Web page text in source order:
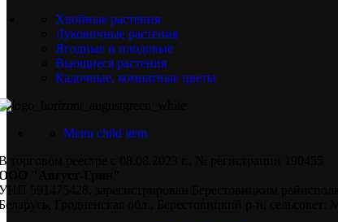
Хвойные растения
Луковичные растения
Ягодные и плодовые
Вьющиеся растения
Кадочные, комнатные цветы
Menu child item
торговом реестре с 08.08.2023 г., № регистрации 190455
"Август-Грин"
591475428, зарегистрирован Берестовицким
Гродненская обл., Берестовицкий р-н,